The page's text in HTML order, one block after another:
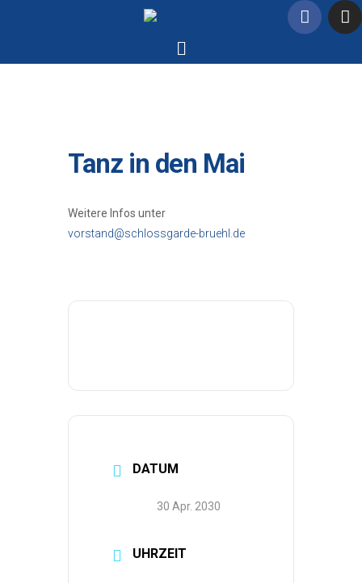
Tanz in den Mai
Weitere Infos unter
vorstand@schlossgarde-bruehl.de
DATUM
30 Apr. 2030
UHRZEIT